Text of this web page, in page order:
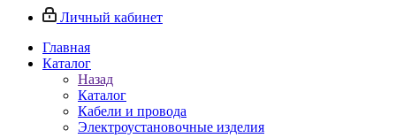
Личный кабинет
Главная
Каталог
Назад
Каталог
Кабели и провода
Электроустановочные изделия